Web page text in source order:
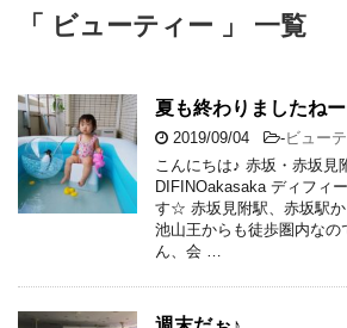
「 ビューティー 」 一覧
夏も終わりましたね
2019/09/04 -ビュー
こんにちは♪ 赤坂・赤坂見
DIFINOakasaka ディフィ
す☆ 赤坂見附駅、赤坂駅
池山王からも徒歩圏内なの
ん、会 …